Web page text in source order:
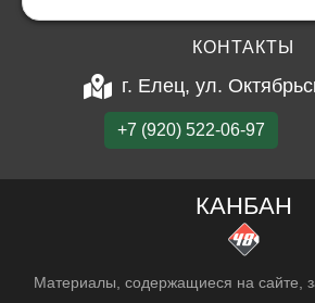
КОНТАКТЫ
г. Елец, ул.
+7 (920) 522-06-97
КАНБАН
Материалы, содержащиеся на сайте,